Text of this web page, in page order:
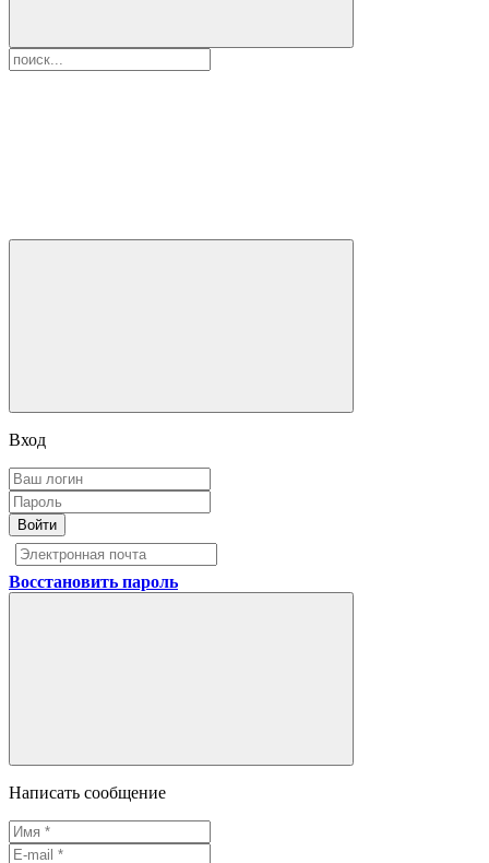
Вход
Войти
Восстановить пароль
Написать сообщение